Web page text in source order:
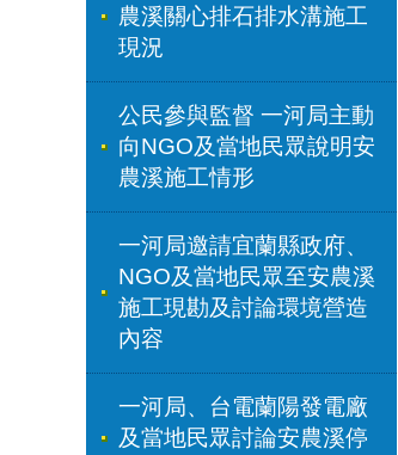
農溪關心排石排水溝施工
現況
公民參與監督 一河局主動
向NGO及當地民眾說明安
農溪施工情形
一河局邀請宜蘭縣政府、
NGO及當地民眾至安農溪
施工現勘及討論環境營造
內容
一河局、台電蘭陽發電廠
及當地民眾討論安農溪停